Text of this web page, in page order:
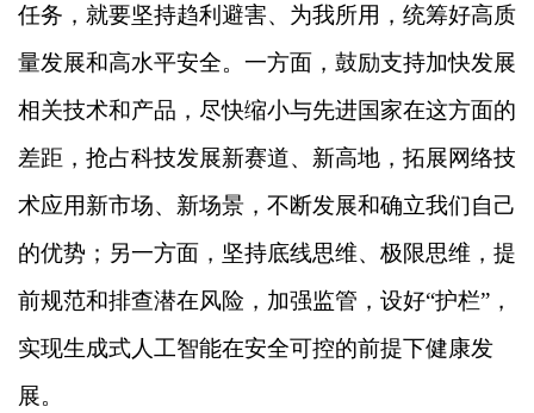
任务，就要坚持趋利避害、为我所用，统筹好高质
量发展和高水平安全。一方面，鼓励支持加快发展
相关技术和产品，尽快缩小与先进国家在这方面的
差距，抢占科技发展新赛道、新高地，拓展网络技
术应用新市场、新场景，不断发展和确立我们自己
的优势；另一方面，坚持底线思维、极限思维，提
前规范和排查潜在风险，加强监管，设好“护栏”，
实现生成式人工智能在安全可控的前提下健康发
展。